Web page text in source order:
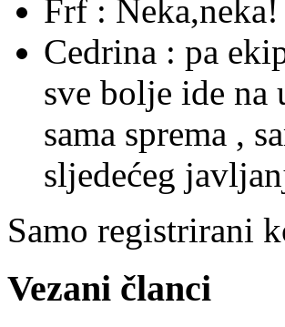
Frf :
Cedrina : pa
sve bolje ide na
sama sprema ,
sljedećeg
Samo registrirani
Vezani članci